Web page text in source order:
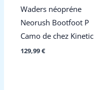
Waders néopréne
Neorush Bootfoot P
Camo de chez Kinetic
129,99€